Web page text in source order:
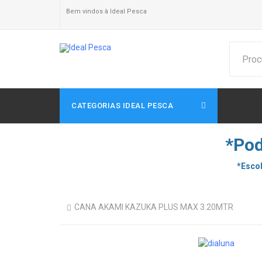
Bem vindos à Ideal Pesca
CATEGORIAS IDEAL PESCA
CANA AKAMI KAZUKA PLUS MAX 3.20MTR